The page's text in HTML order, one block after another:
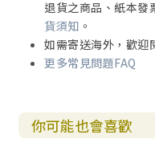
退貨之商品、紙本發
貨須知 。
如需寄送海外，歡迎
更多常見問題FAQ
你可能也會喜歡